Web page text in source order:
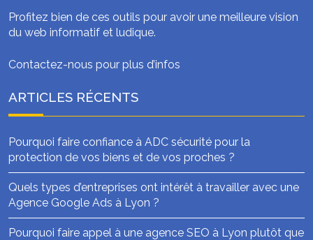
Profitez bien de ces outils pour avoir une meilleure vision
du web informatif et ludique.
Contactez-nous pour plus d’infos
ARTICLES RÉCENTS
Pourquoi faire confiance à ADC sécurité pour la
protection de vos biens et de vos proches ?
Quels types d’entreprises ont intérêt à travailler avec une
Agence Google Ads à Lyon ?
Pourquoi faire appel à une agence SEO à Lyon plutôt que